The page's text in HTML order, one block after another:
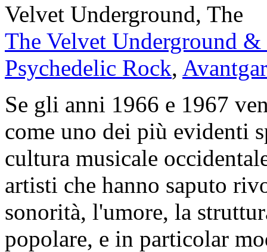
Velvet Underground, The
The Velvet Underground
Psychedelic Rock,
Se gli anni 1966 e 1967
come uno dei più evidenti
cultura musicale
artisti che hanno saputo
sonorità, l'umore, la
popolare, e in particolar